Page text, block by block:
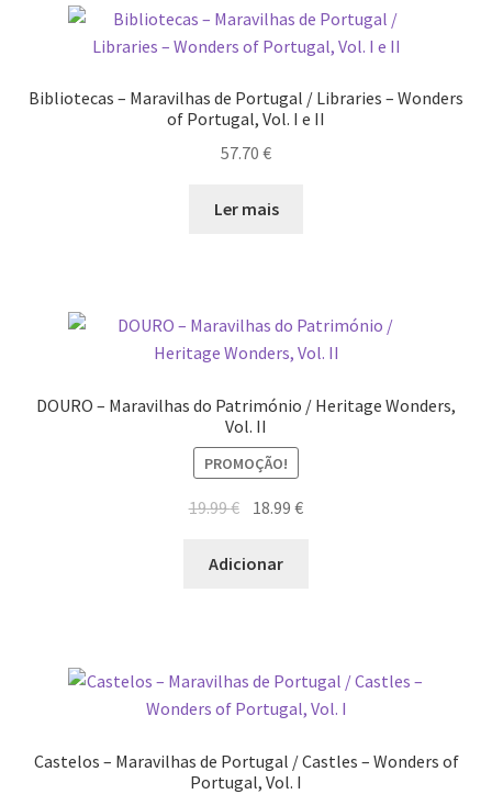
Bibliotecas – Maravilhas de Portugal / Libraries – Wonders
of Portugal, Vol. I e II
57.70 €
Ler mais
DOURO – Maravilhas do Património / Heritage Wonders,
Vol. II
PROMOÇÃO!
19.99€
original
18.99€O
Adicionar
Castelos – Maravilhas de Portugal / Castles – Wonders of
Portugal, Vol. I